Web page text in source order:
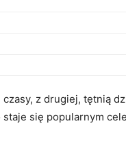
z ⁣drugiej, tętnią
się popularnym